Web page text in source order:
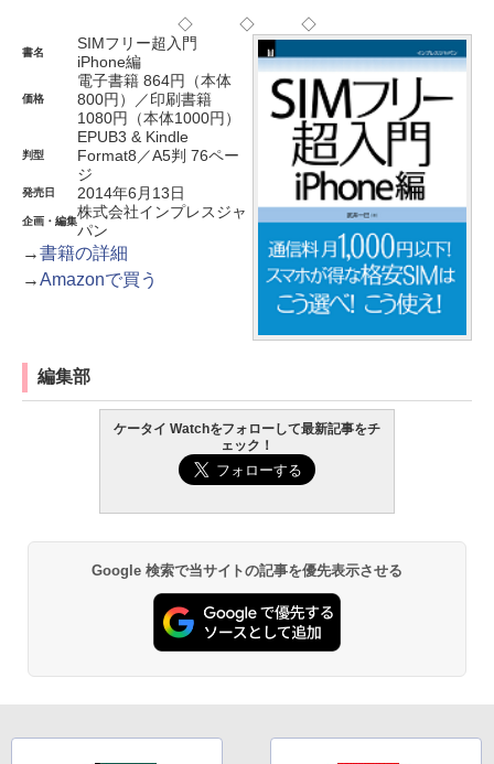
◇ ◇ ◇
書名
SIMフリー超入門
iPhone編
価格
電子書籍 864円（本体
800円）／印刷書籍
1080円（本体1000円）
判型
EPUB3 & Kindle
Format8／A5判 76ペー
ジ
発売日 2014年6月13日
企画・編集
株式会社インプレスジャ
パン
→書籍の詳細
→Amazonで買う
編集部
ケータイ Watchをフォローして最新記事をチ
ェック！
Google 検索で当サイトの記事を優先表示させる